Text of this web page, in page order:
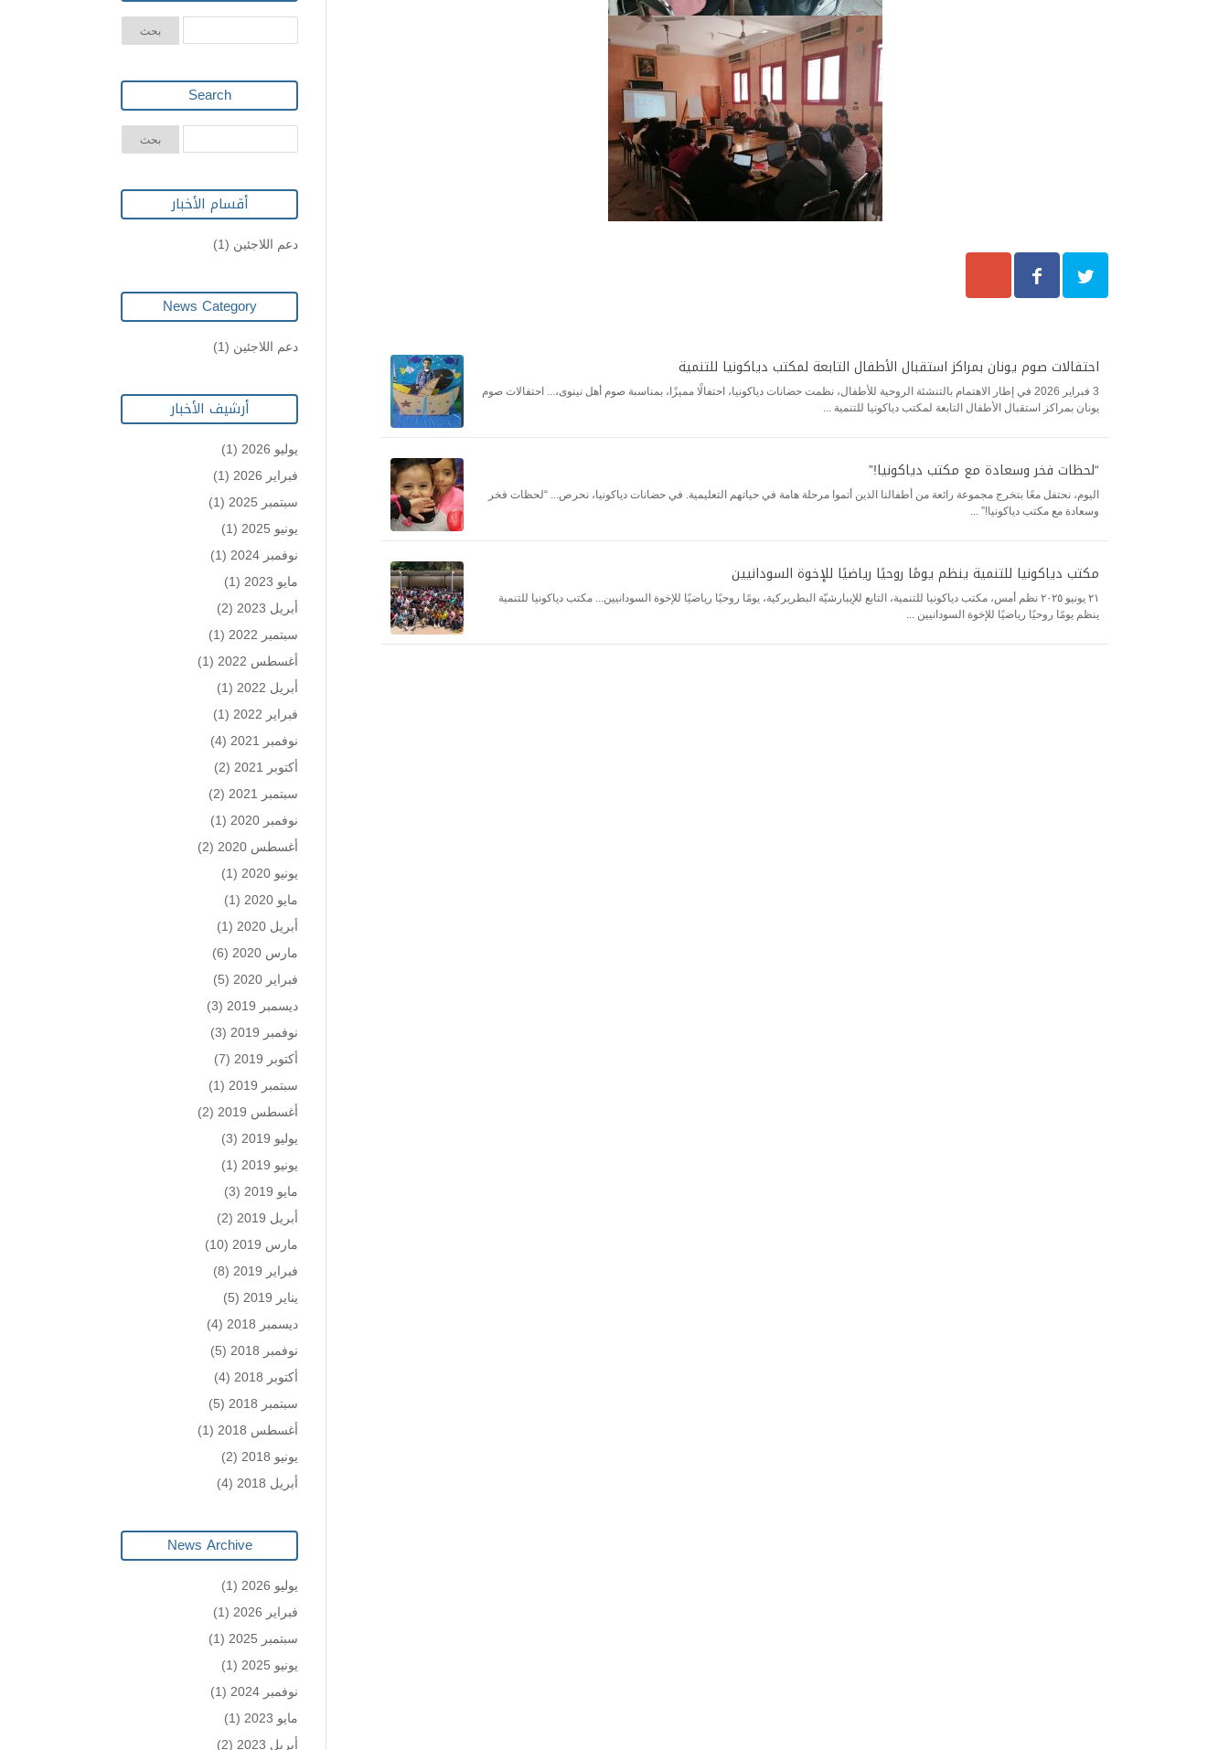
احتفالات صوم يونان بمراكز استقبال الأطفال التابعة لمكتب دياكونيا للتنمية
3 فبراير 2026 في إطار الاهتمام بالتنشئة الروحية للأطفال، نظمت حضانات دياكونيا، احتفالًا مميزًا، بمناسبة صوم أهل نينوى،... احتفالات صوم
يونان بمراكز استقبال الأطفال التابعة لمكتب دياكونيا للتنمية
“لحظات فخر وسعادة مع مكتب دياكونيا!”
اليوم، نحتفل معًا بتخرج مجموعة رائعة من أطفالنا الذين أتموا مرحلة هامة في حياتهم التعليمية. في حضانات دياكونيا، نحرص... “لحظات فخر
وسعادة مع مكتب دياكونيا!”
مكتب دياكونيا للتنمية ينظم يومًا روحيًا رياضيًا للإخوة السودانيين
٢١ يونيو ٢٠٢٥ نظم أمس، مكتب دياكونيا للتنمية، التابع للإيبارشيّة البطريركية، يومًا روحيًا رياضيًا للإخوة السودانيين... مكتب دياكونيا للتنمية
ينظم يومًا روحيًا رياضيًا للإخوة السودانيين
Search
أقسام الأخبار
دعم اللاجئين (1)
News Category
دعم اللاجئين (1)
أرشيف الأخبار
يوليو 2026
(1)
فبراير 2026
(1)
سبتمبر 2025
(1)
يونيو 2025
(1)
نوفمبر 2024
(1)
مايو 2023
(1)
أبريل 2023
(2)
سبتمبر 2022
(1)
أغسطس 2022
(1)
أبريل 2022
(1)
فبراير 2022
(1)
نوفمبر 2021
(4)
أكتوبر 2021
(2)
سبتمبر 2021
(2)
نوفمبر 2020
(1)
أغسطس 2020
(2)
يونيو 2020
(1)
مايو 2020
(1)
أبريل 2020
(1)
مارس 2020
(6)
فبراير 2020
(5)
ديسمبر 2019
(3)
نوفمبر 2019
(3)
أكتوبر 2019
(7)
سبتمبر 2019
(1)
أغسطس 2019
(2)
يوليو 2019
(3)
يونيو 2019
(1)
مايو 2019
(3)
أبريل 2019
(2)
مارس 2019
(10)
فبراير 2019
(8)
يناير 2019
(5)
ديسمبر 2018
(4)
نوفمبر 2018
(5)
أكتوبر 2018
(4)
سبتمبر 2018
(5)
أغسطس 2018
(1)
يونيو 2018
(2)
أبريل 2018
(4)
News Archive
يوليو 2026
(1)
فبراير 2026
(1)
سبتمبر 2025
(1)
يونيو 2025
(1)
نوفمبر 2024
(1)
مايو 2023
(1)
أبريل 2023
(2)